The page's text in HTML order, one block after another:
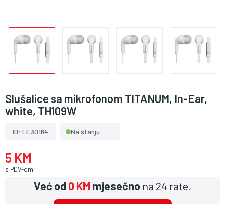
Slušalice sa mikrofonom TITANUM, In-Ear,
white, TH109W
ID: LE30164 Na stanju
5 KM
s PDV-om
Već od0 KM mjesečno na 24 rate.